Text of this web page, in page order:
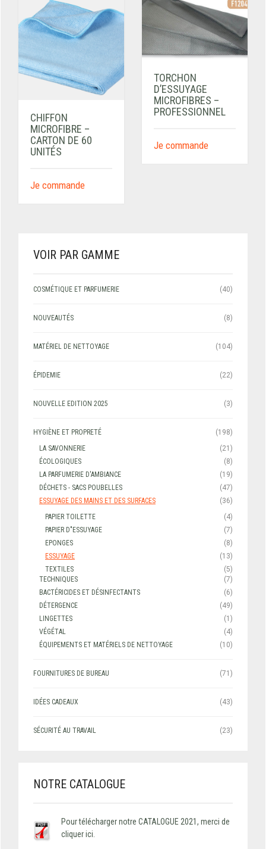
CHIFFON
MICROFIBRE –
CARTON DE 60
UNITÉS
Je commande
TORCHON
D’ESSUYAGE
MICROFIBRES –
PROFESSIONNEL
Je commande
VOIR PAR GAMME
COSMÉTIQUE ET PARFUMERIE (40)
NOUVEAUTÉS (8)
MATÉRIEL DE NETTOYAGE (104)
ÉPIDEMIE (22)
NOUVELLE EDITION 2025 (3)
HYGIÈNE ET PROPRETÉ
(198)
LA SAVONNERIE
(21)
ÉCOLOGIQUES
(8)
LA PARFUMERIE D'AMBIANCE
(19)
DÉCHETS - SACS POUBELLES
(47)
ESSUYAGE DES MAINS ET DES SURFACES
(36)
PAPIER TOILETTE
(4)
PAPIER D"ESSUYAGE
(7)
EPONGES
(8)
ESSUYAGE
(13)
TEXTILES
(5)
TECHNIQUES
(7)
BACTÉRICIDES ET DÉSINFECTANTS
(6)
DÉTERGENCE
(49)
LINGETTES
(1)
VÉGÉTAL
(4)
ÉQUIPEMENTS ET MATÉRIELS DE NETTOYAGE
(10)
FOURNITURES DE BUREAU (71)
IDÉES CADEAUX (43)
SÉCURITÉ AU TRAVAIL (23)
NOTRE CATALOGUE
Pour télécharger notre CATALOGUE 2021, merci de
cliquer ici.